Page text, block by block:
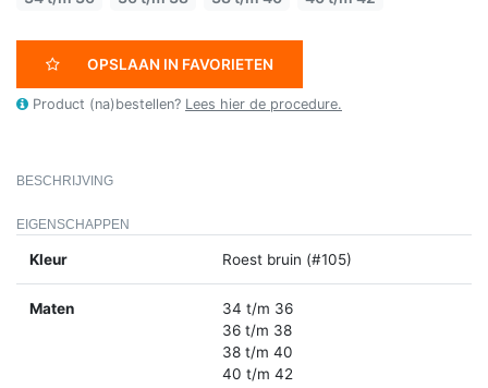
OPSLAAN IN FAVORIETEN
Product (na)bestellen? Lees hier de procedure.
BESCHRIJVING
EIGENSCHAPPEN
Kleur Roest bruin (#105)
Maten
34 t/m 36
36 t/m 38
38 t/m 40
40 t/m 42